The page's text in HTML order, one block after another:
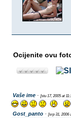
Ocijenite ovu
Vaše ime - [stu 17, 2005 at
Gost_panto - [srp 31, 2006